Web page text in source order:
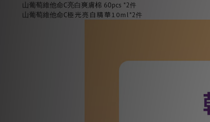
山葡萄維他命C亮白爽膚棉 60pcs *2件
山葡萄維他命C極光亮白精華10ml*2件